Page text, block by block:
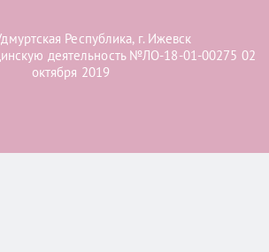
Республика, г. Ижевск
деятельность №ЛО-18-01-00275 02
октября 2019